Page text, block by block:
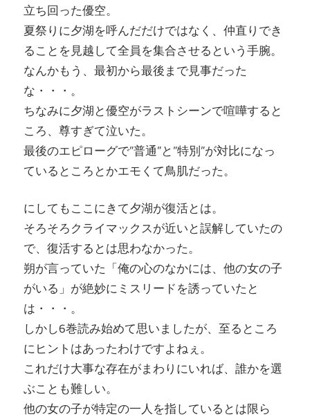
立ち回った優空。
夏祭りに夕湖を呼んだだけではなく、仲直りでき
ることを見越して全員を集合させるという手腕。
なんかもう、最初から最後まで見事だった
な・・・。
ちなみに夕湖と優空がラストシーンで喧嘩すると
ころ、尊すぎて泣いた。
最後のエピローグで”普通”と”特別”が対比になっ
ているところとかエモくて鳥肌だった。
にしてもここにきて夕湖が復活とは。
そろそろクライマックスが近いと誤解していたの
で、復活するとは思わなかった。
朔が言っていた「俺の心のなかには、他の女の子
がいる」が絶妙にミスリードを誘っていたと
は・・・。
しかし6巻読み始めて思いましたが、至るところ
にヒントはあったわけですよねぇ。
これだけ大事な存在がまわりにいれば、誰かを選
ぶことも難しい。
他の女の子が特定の一人を指しているとは限ら